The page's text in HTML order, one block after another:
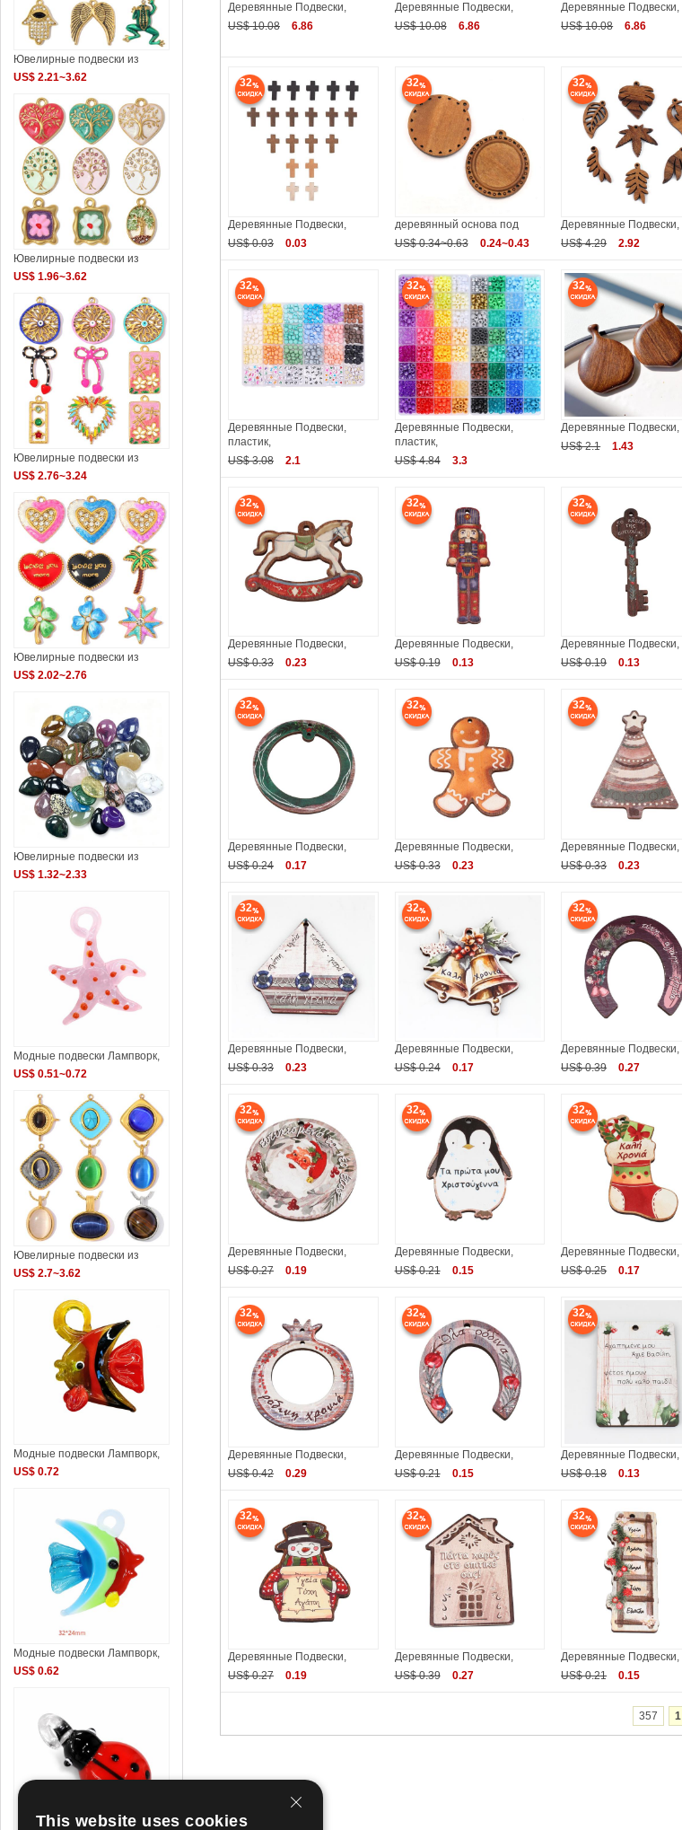
Деревянные Подвески,
US$ 10.08
6.86
Деревянные Подвески,
US$ 10.08
6.86
Деревянные Подвески,
US$ 10.08
6.86
32
Деревянные Подвески,
US$ 0.03
0.03
32
деревянный основа под
US$ 0.34~0.63
0.24~0.43
32
Деревянные Подвески,
US$ 4.29
2.92
32
Деревянные Подвески,
пластик,
US$ 3.08
2.1
32
Деревянные Подвески,
пластик,
US$ 4.84
3.3
32
Деревянные Подвески,
US$ 2.1
1.43
32
Деревянные Подвески,
US$ 0.33
0.23
32
Деревянные Подвески,
US$ 0.19
0.13
32
Деревянные Подвески,
US$ 0.19
0.13
32
Деревянные Подвески,
US$ 0.24
0.17
32
Деревянные Подвески,
US$ 0.33
0.23
32
Деревянные Подвески,
US$ 0.33
0.23
32
Деревянные Подвески,
US$ 0.33
0.23
32
Деревянные Подвески,
US$ 0.24
0.17
32
Деревянные Подвески,
US$ 0.39
0.27
32
Деревянные Подвески,
US$ 0.27
0.19
32
Деревянные Подвески,
US$ 0.21
0.15
32
Деревянные Подвески,
US$ 0.25
0.17
32
Деревянные Подвески,
US$ 0.42
0.29
32
Деревянные Подвески,
US$ 0.21
0.15
32
Деревянные Подвески,
US$ 0.18
0.13
32
Деревянные Подвески,
US$ 0.27
0.19
32
Деревянные Подвески,
US$ 0.39
0.27
32
Деревянные Подвески,
US$ 0.21
0.15
357 1
Ювелирные подвески из
US$ 2.21~3.62
Ювелирные подвески из
US$ 1.96~3.62
Ювелирные подвески из
US$ 2.76~3.24
Ювелирные подвески из
US$ 2.02~2.76
Ювелирные подвески из
US$ 1.32~2.33
Модные подвески Лампворк,
US$ 0.51~0.72
Ювелирные подвески из
US$ 2.7~3.62
Модные подвески Лампворк,
US$ 0.72
Модные подвески Лампворк,
US$ 0.62
This website uses cookies